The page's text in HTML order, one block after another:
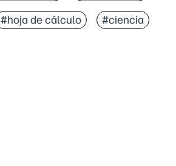
#hoja de cálculo #ciencia